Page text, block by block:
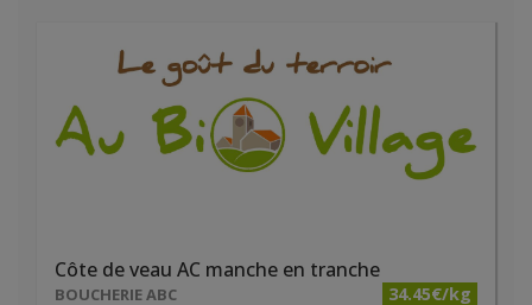
Côte de veau AC manche en tranche
BOUCHERIE ABC 34.45€/kg